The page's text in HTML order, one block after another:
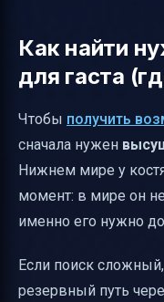
Как найти
для гаста
Чтобы получить
сначала нужен
Нижнем мире у
момент: в мире он не
именно его нужно
Если поиск сложный,
резервный путь